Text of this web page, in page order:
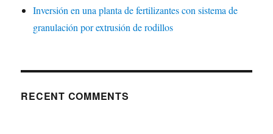
Inversión en una planta de fertilizantes con sistema de
granulación por extrusión de rodillos
RECENT COMMENTS